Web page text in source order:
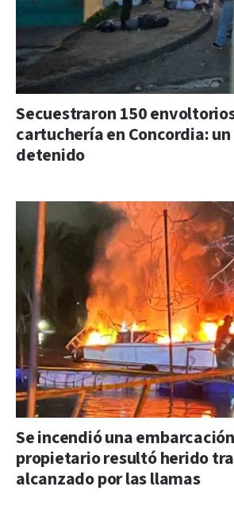
Secuestraron 150
cartuchería en Concordia:
detenido
Se incendió una
propietario resultó herido
alcanzado por las llamas